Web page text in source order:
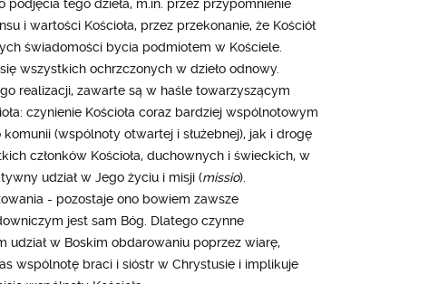
tego dzieła, m.in. przez przypomnienie
i wartości Kościoła, przez przekonanie, że Kościół
świadomości bycia podmiotem w Kościele.
wszystkich ochrzczonych w dzieło odnowy.
realizacji, zawarte są w haśle towarzyszącym
czynienie Kościoła coraz bardziej wspólnotowym
(wspólnoty otwartej i służebnej), jak i drogę
członków Kościoła, duchownych i świeckich, w
udział w Jego życiu i misji (missio).
- pozostaje ono bowiem zawsze
jest sam Bóg. Dlatego czynne
udział w Boskim obdarowaniu poprzez wiarę,
wspólnotę braci i sióstr w Chrystusie i implikuje